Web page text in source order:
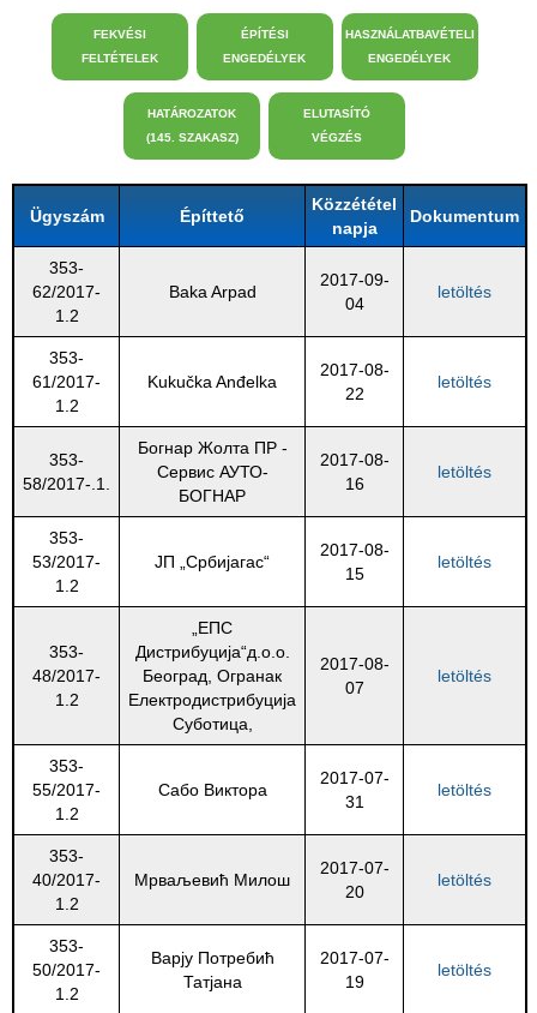
FEKVÉSI
FELTÉTELEK
ÉPÍTÉSI
ENGEDÉLYEK
HASZNÁLATBAVÉTELI
ENGEDÉLYEK
HATÁROZATOK
(145. SZAKASZ)
ELUTASÍTÓ
VÉGZÉS
Ügyszám Építtető
Közzététel
napja
Dokumentum
353-
62/2017-
1.2
Baka Arpad
2017-09-
04
letöltés
353-
61/2017-
1.2
Kukučka Anđelka
2017-08-
22
letöltés
353-
58/2017-.1.
Богнар Жолта ПР -
Сервис АУТО-
БОГНАР
2017-08-
16
letöltés
353-
53/2017-
1.2
ЈП „Србијагас“
2017-08-
15
letöltés
353-
48/2017-
1.2
„ЕПС
Дистрибуција“д.о.о.
Београд, Огранак
Електродистрибуција
Суботица,
2017-08-
07
letöltés
353-
55/2017-
1.2
Сабо Виктора
2017-07-
31
letöltés
353-
40/2017-
1.2
Мрваљевић Милош
2017-07-
20
letöltés
353-
50/2017-
1.2
Варју Потребић
Татјанa
2017-07-
19
letöltés